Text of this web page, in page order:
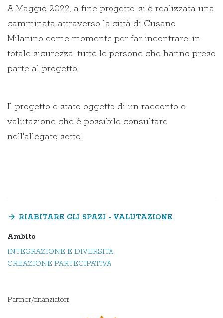
A Maggio 2022, a fine progetto, si è realizzata una
camminata attraverso la città di Cusano
Milanino come momento per far incontrare, in
totale sicurezza, tutte le persone che hanno preso
parte al progetto.
Il progetto è stato oggetto di un racconto e
valutazione che è possibile consultare
nell'allegato sotto.
RIABITARE GLI SPAZI - VALUTAZIONE
arrow_forward
Ambito
INTEGRAZIONE E DIVERSITÀ
CREAZIONE PARTECIPATIVA
Partner/finanziatori: